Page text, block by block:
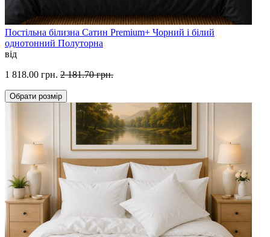
Постільна білизна Сатин Premium+ Чорний і білий
однотонний Полуторна
від
1 818.00 грн. 2 181.70 грн.
Обрати розмір